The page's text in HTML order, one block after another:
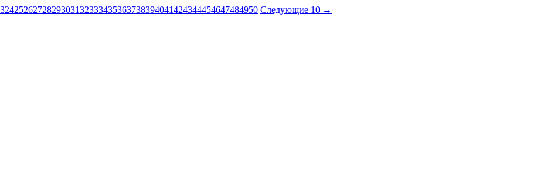
242526272829303132333435363738394041424344454647484950 Следующие 10 →